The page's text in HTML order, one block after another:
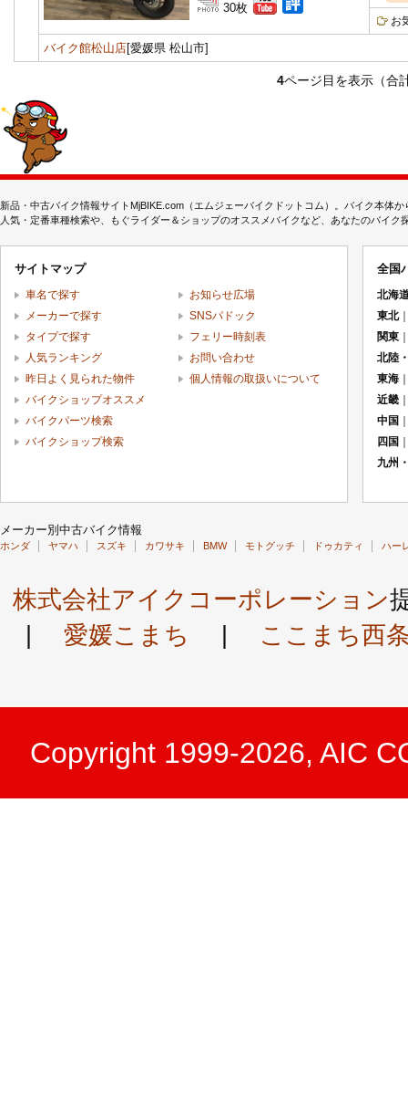
30枚
お
バイク館松山店[愛媛県 松山市]
4ページ目を表示（合
新品・中古バイク情報サイトMjBIKE.com（エムジェーバイクドットコム）。バイク本体
人気・定番車種検索や、もぐライダー＆ショップのオススメバイクなど、あなたのバイ
サイトマップ
車名で探す
メーカーで探す
タイプで探す
人気ランキング
昨日よく見られた物件
バイクショップオススメ
バイクパーツ検索
バイクショップ検索
お知らせ広場
SNSパドック
フェリー時刻表
お問い合わせ
個人情報の取扱いについて
全国
北海
東北
関東
北陸
東海
近畿
中国
四国
九州
メーカー別中古バイク情報
ホンダ ヤマハ スズキ カワサキ BMW モトグッチ ドゥカティ ハー
株式会社アイクコーポレーション
愛媛こまち ここまち西
Copyright 1999-2026, AIC